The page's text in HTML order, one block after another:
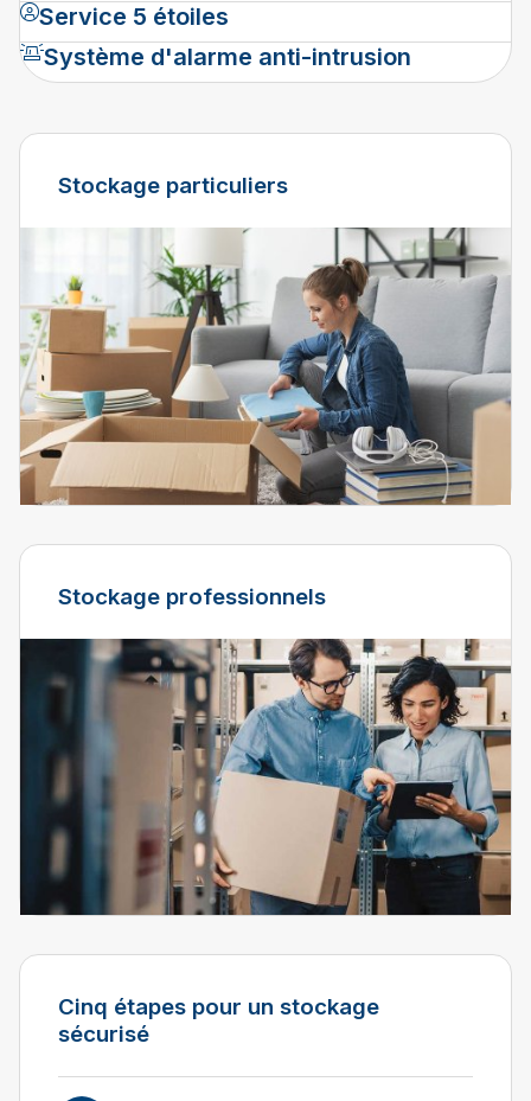
Service 5 étoiles
Système d'alarme anti-intrusion
Stockage particuliers
Stockage professionnels
Cinq étapes pour un stockage
sécurisé